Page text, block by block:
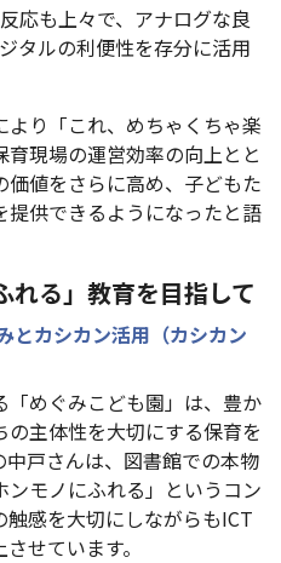
応も上々で、アナログな良
タルの利便性を存分に活用
り「これ、めちゃくちゃ楽
現場の運営効率の向上とと
値をさらに高め、子どもた
提供できるようになったと語
れる」教育を目指して
とカシカン活用（カシカン
めぐみこども園」は、豊か
主体性を大切にする保育を
戸さんは、図書館での本物
モノにふれる」というコン
感を大切にしながらもICT
せています。